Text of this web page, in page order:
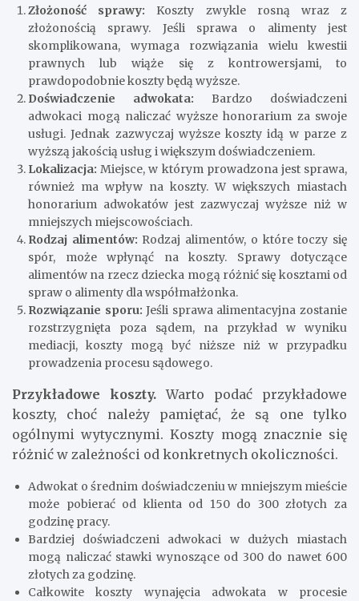
Złożoność sprawy: Koszty zwykle rosną wraz z
złożonością sprawy. Jeśli sprawa o alimenty jest
skomplikowana, wymaga rozwiązania wielu kwestii
prawnych lub wiąże się z kontrowersjami, to
prawdopodobnie koszty będą wyższe.
Doświadczenie adwokata: Bardzo doświadczeni
adwokaci mogą naliczać wyższe honorarium za swoje
usługi. Jednak zazwyczaj wyższe koszty idą w parze z
wyższą jakością usług i większym doświadczeniem.
Lokalizacja: Miejsce, w którym prowadzona jest sprawa,
również ma wpływ na koszty. W większych miastach
honorarium adwokatów jest zazwyczaj wyższe niż w
mniejszych miejscowościach.
Rodzaj alimentów: Rodzaj alimentów, o które toczy się
spór, może wpłynąć na koszty. Sprawy dotyczące
alimentów na rzecz dziecka mogą różnić się kosztami od
spraw o alimenty dla współmałżonka.
Rozwiązanie sporu: Jeśli sprawa alimentacyjna zostanie
rozstrzygnięta poza sądem, na przykład w wyniku
mediacji, koszty mogą być niższe niż w przypadku
prowadzenia procesu sądowego.
Przykładowe koszty.Warto podać przykładowe
koszty, choć należy pamiętać, że są one tylko
ogólnymi wytycznymi. Koszty mogą znacznie się
różnić w zależności od konkretnych okoliczności.
Adwokat o średnim doświadczeniu w mniejszym mieście
może pobierać od klienta od 150 do 300 złotych za
godzinę pracy.
Bardziej doświadczeni adwokaci w dużych miastach
mogą naliczać stawki wynoszące od 300 do nawet 600
złotych za godzinę.
Całkowite koszty wynajęcia adwokata w procesie